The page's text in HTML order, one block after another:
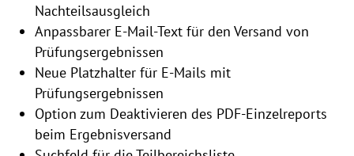
Nachteilsausgleich
Anpassbarer E-Mail-Text für den Versand von
Prüfungsergebnissen
Neue Platzhalter für E-Mails mit
Prüfungsergebnissen
Option zum Deaktivieren des PDF-Einzelreports
beim Ergebnisversand